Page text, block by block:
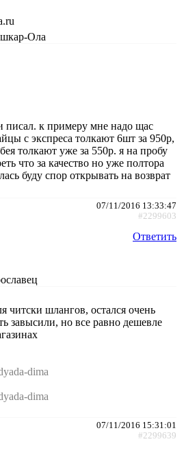
Ола
писал. к примеру мне надо щас
с экспреса толкают 6шт за 950р,
толкают уже за 550р. я на пробу
что за качество но уже полтора
буду спор открывать на возврат
07/11/2016 13:33:47
#2299603
Ответить
читски шлангов, остался очень
завысили, но все равно дешевле
dima
dima
07/11/2016 15:31:01
#2299639